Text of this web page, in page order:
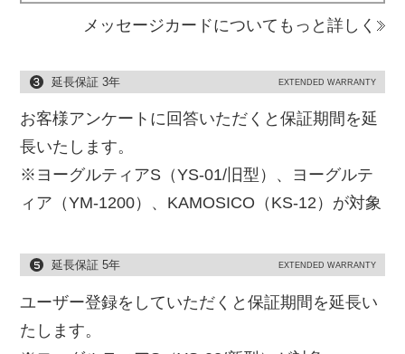
メッセージカードについてもっと詳しく
延長保証 3年 EXTENDED WARRANTY
お客様アンケートに回答いただくと保証期間を延
長いたします。
※ヨーグルティアS（YS-01/旧型）、ヨーグルテ
ィア（YM-1200）、KAMOSICO（KS-12）が対象
延長保証 5年 EXTENDED WARRANTY
ユーザー登録をしていただくと保証期間を延長い
たします。